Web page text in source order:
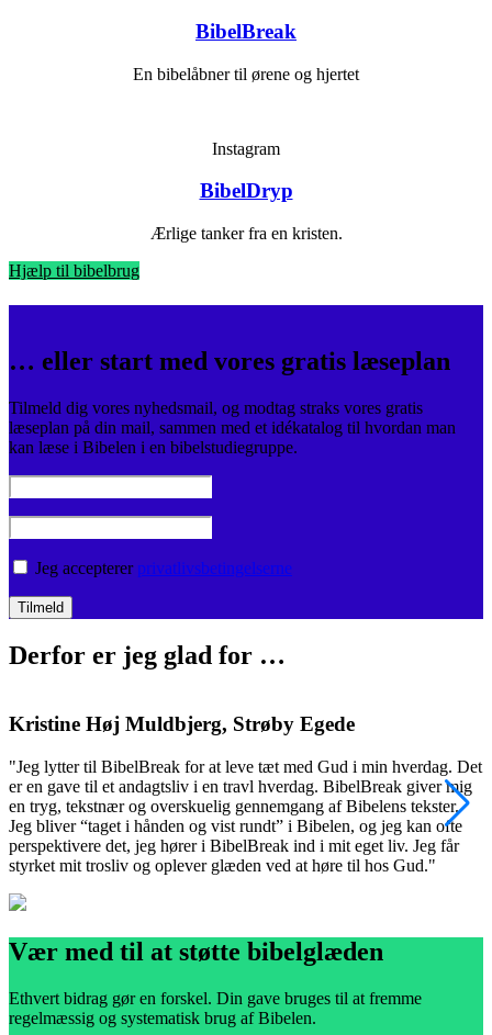
BibelBreak
En bibelåbner til ørene og hjertet
Instagram
BibelDryp
Ærlige tanker fra en kristen.
Hjælp til bibelbrug
… eller start med vores gratis læseplan
Tilmeld dig vores nyhedsmail, og modtag straks vores gratis
læseplan på din mail, sammen med et idékatalog til hvordan man
kan læse i Bibelen i en bibelstudiegruppe.
Jeg accepterer privatlivsbetingelserne
Derfor er jeg glad for …
Kristine Høj Muldbjerg, Strøby Egede
"Jeg lytter til BibelBreak for at leve tæt med Gud i min hverdag. Det
er en gave til et andagtsliv i en travl hverdag. BibelBreak giver mig
en tryg, tekstnær og overskuelig gennemgang af Bibelens tekster.
Jeg bliver “taget i hånden og vist rundt” i Bibelen, og jeg kan ofte
perspektivere det, jeg hører i BibelBreak ind i mit eget liv. Jeg får
styrket mit trosliv og oplever glæden ved at høre til hos Gud."
Vær med til at støtte bibelglæden
Ethvert bidrag gør en forskel. Din gave bruges til at fremme
regelmæssig og systematisk brug af Bibelen.